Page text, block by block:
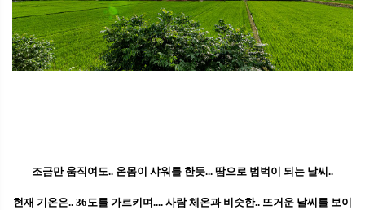
조금만 움직여도.. 온몸이 샤워를 한듯... 땀으로 범벅이 되는 날씨..
현재 기온은.. 36도를 가르키며.... 사람 체온과 비슷한.. 뜨거운 날씨를 보이